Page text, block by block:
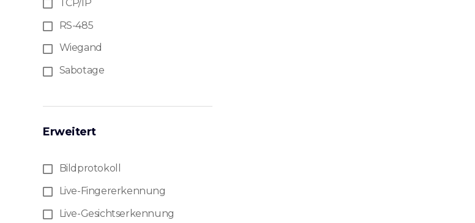
TCP/IP
RS-485
Wiegand
Sabotage
Erweitert
Bildprotokoll
Live-Fingererkennung
Live-Gesichtserkennung